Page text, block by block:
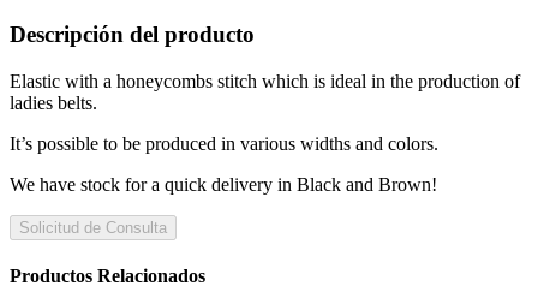
Descripción del producto
Elastic with a honeycombs stitch which is ideal in the production of
ladies belts.
It’s possible to be produced in various widths and colors.
We have stock for a quick delivery in Black and Brown!
Solicitud de Consulta
Productos Relacionados